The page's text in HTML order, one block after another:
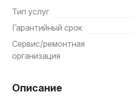
Тип услуг
Гарантийный срок
Сервис/ремонтная
организация
Описание